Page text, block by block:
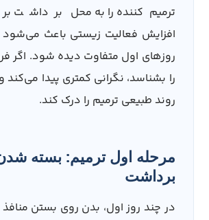
ترمیم‌کننده را به محل برداشت
افزایش فعالیت زیستی باعث
روزهای اول متفاوت دیده شود. اگر
را بشناسد، نگرانی کمتری پیدا می‌کند
روند طبیعی ترمیم را درک کند.
مرحله اول ترمیم: بسته
برداشت
در چند روز اول، بدن روی بستن